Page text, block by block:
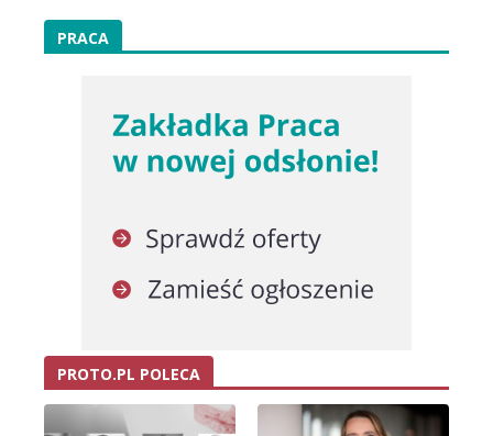
PRACA
PROTO.PL POLECA